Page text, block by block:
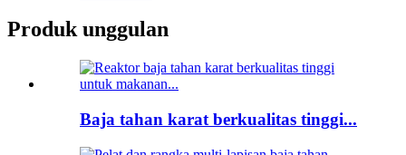
Produk unggulan
Baja tahan karat berkualitas tinggi...